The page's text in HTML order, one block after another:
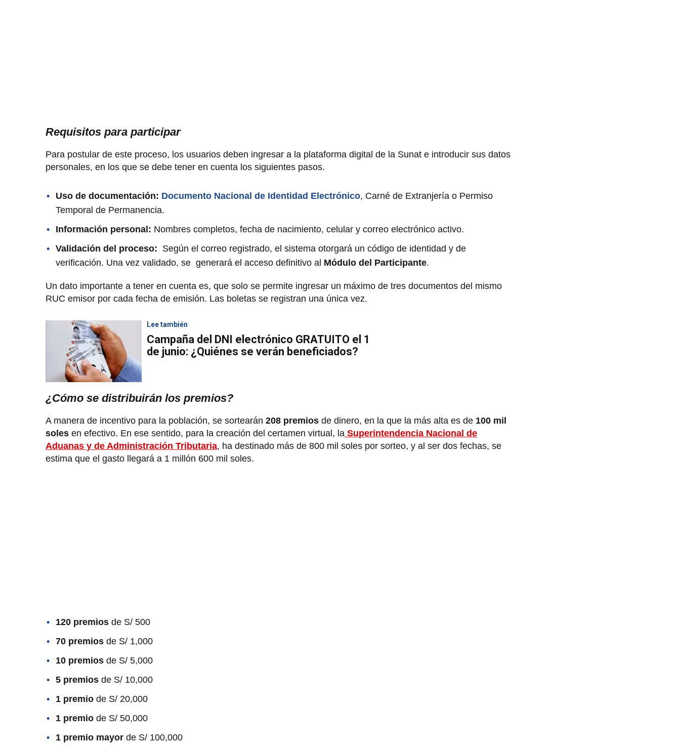
Requisitos para participar
Para postular de este proceso, los usuarios deben ingresar a la plataforma digital de la Sunat e introducir sus datos
personales, en los que se debe tener en cuenta los siguientes pasos.
Uso de documentación: Documento Nacional de Identidad Electrónico, Carné de Extranjería o Permiso
Temporal de Permanencia.
Información personal: Nombres completos, fecha de nacimiento, celular y correo electrónico activo.
Validación del proceso: Según el correo registrado, el sistema otorgará un código de identidad y de
verificación. Una vez validado, se generará el acceso definitivo al Módulo del Participante.
Un dato importante a tener en cuenta es, que solo se permite ingresar un máximo de tres documentos del mismo
RUC emisor por cada fecha de emisión. Las boletas se registran una única vez.
Lee también
Campaña del DNI electrónico GRATUITO el 1
de junio: ¿Quiénes se verán beneficiados?
¿Cómo se distribuirán los premios?
A manera de incentivo para la población, se sortearán 208 premios de dinero, en la que la más alta es de 100 mil
soles en efectivo. En ese sentido, para la creación del certamen virtual, la Superintendencia Nacional de
Aduanas y de Administración Tributaria, ha destinado más de 800 mil soles por sorteo, y al ser dos fechas, se
estima que el gasto llegará a 1 millón 600 mil soles.
120 premios de S/ 500
70 premios de S/ 1,000
10 premios de S/ 5,000
5 premios de S/ 10,000
1 premio de S/ 20,000
1 premio de S/ 50,000
1 premio mayor de S/ 100,000